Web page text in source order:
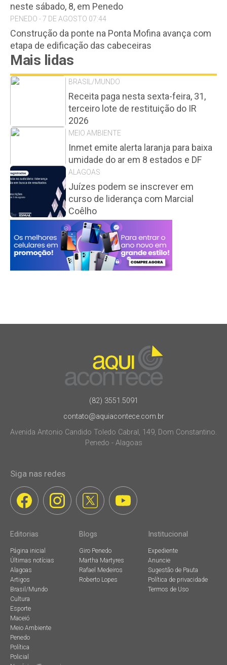
neste sábado, 8, em Penedo
PENEDO - 7 DE AGOSTO 07:44
Construção da ponte na Ponta Mofina avança com
etapa de edificação das cabeceiras
Mais lidas
BRASIL/MUNDO
Receita paga nesta sexta-feira, 31,
terceiro lote de restituição do IR
2026
MEIO AMBIENTE
Inmet emite alerta laranja para baixa
umidade do ar em 8 estados e DF
ALAGOAS
Juízes podem se inscrever em
curso de liderança com Marcial
Coêlho
(82) 3551.5091
contato@aquiacontece.com.br
Avenida Antonio Candido Toledo Cabral, 149, Dom Constantino.
Penedo - Alagoas
Siga nas redes
Editorias
Página inicial
Últimas notícias
Alagoas
Artigos
Brasil/Mundo
Cultura
Esporte
Maceió
Meio Ambiente
Penedo
Política
Policial
Blogs
Giro Penedo
Martha Martyres
Rafael Medeiros
Roberto Lopes
Institucional
Expediente
Anuncie
Sugestão de Pauta
Política de privacidade
Termos de Uso